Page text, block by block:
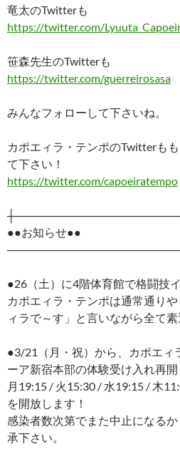
竜太のTwitterも
https://twitter.com/
笹森先生のTwitterも
https://twitter.com/guerreirosasa
みんなフォローして下さいね。
カポエィラ・テンポのTwitterも
て下さい！
https://twitter.com/capoeiratempo
●●お知らせ●●
●26（土）に4階体育館で格闘技
カポエィラ・テンポは通常通り
ィラで～す」と言いながら全て素
●3/21（月・祝）から、カポエィ
ーア新宿本部の体験受け入れ再開
月19:15 / 火15:30 / 水19:15 / 木
を開放します！
感染者数次第でまた中止になる
承下さい。